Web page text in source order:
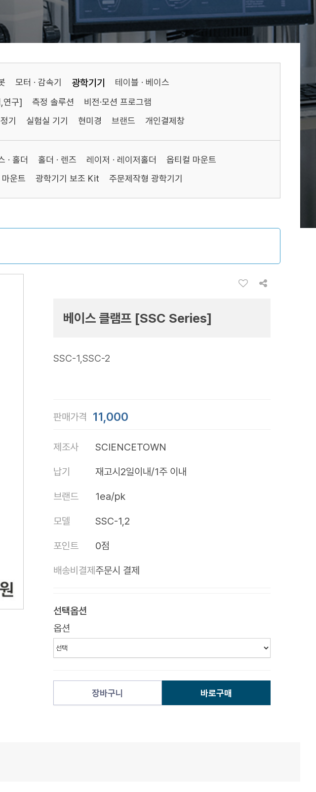
모터 · 감속기 광학기기
테이블 · 베이스
연구] 측정 솔루션
비전·모션 프로그램
기 실험실 기기 현미경 브랜드 개인결제창
· 홀더 홀더 · 렌즈 레이저 · 레이저홀더
옵티컬 마운트
운트 광학기기 보조 Kit 주문제작형 광학기기
베이스 클램프 [SSC Series]
SSC-1,SSC-2
판매가격 11,000
제조사 SCIENCETOWN
납기 재고시2일이내/1주 이내
브랜드 1ea/pk
모델 SSC-1,2
포인트 0점
배송비결제 주문시 결제
선택옵션
옵션
장바구니 바로구매